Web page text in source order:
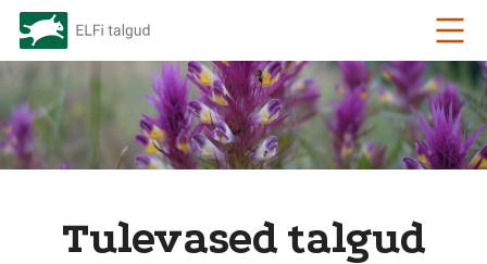
Tulevased talgud